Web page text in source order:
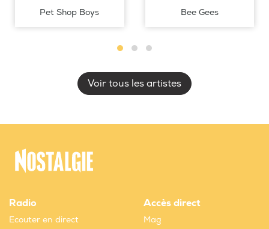
Pet Shop Boys Bee Gees
Voir tous les artistes
Radio
Ecouter en direct
Accès direct
Mag